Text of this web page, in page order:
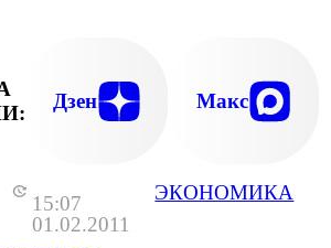
15:07
01.02.2011
ЭКОНОМИКА
Дзен Макс